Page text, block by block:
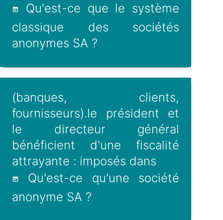
Qu'est-ce que le système
classique des sociétés
anonymes SA ?
(banques, clients,
fournisseurs).le président et
le directeur général
bénéficient d'une fiscalité
attrayante : imposés dans
Qu'est-ce qu'une société
anonyme SA ?